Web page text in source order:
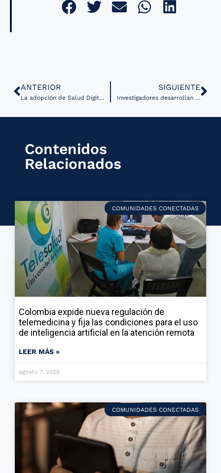
ANTERIOR
La adopción de Salud Digital en centros de salud académicos
SIGUIENTE
Investigadores desarrollan aprendizaje automático para la predicción de complicaciones quirúrgicas
Contenidos
Relacionados
COMUNIDADES CONECTADAS
Colombia expide nueva regulación de
telemedicina y fija las condiciones para el uso
de inteligencia artificial en la atención remota
LEER MÁS »
agosto 7, 2026
COMUNIDADES CONECTADAS